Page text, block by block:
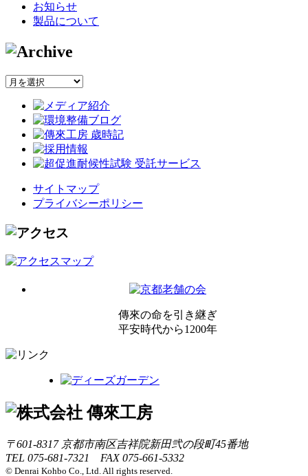
お知らせ
製品について
サイトマップ
プライバシーポリシー
傳來の命を引き継ぎ
平安時代から1200年
〒601-8317 京都市南区吉祥院新田弐の段町45番地
TEL 075-681-7321 FAX 075-661-5332
© Denrai Kohbo Co., Ltd. All rights reserved.